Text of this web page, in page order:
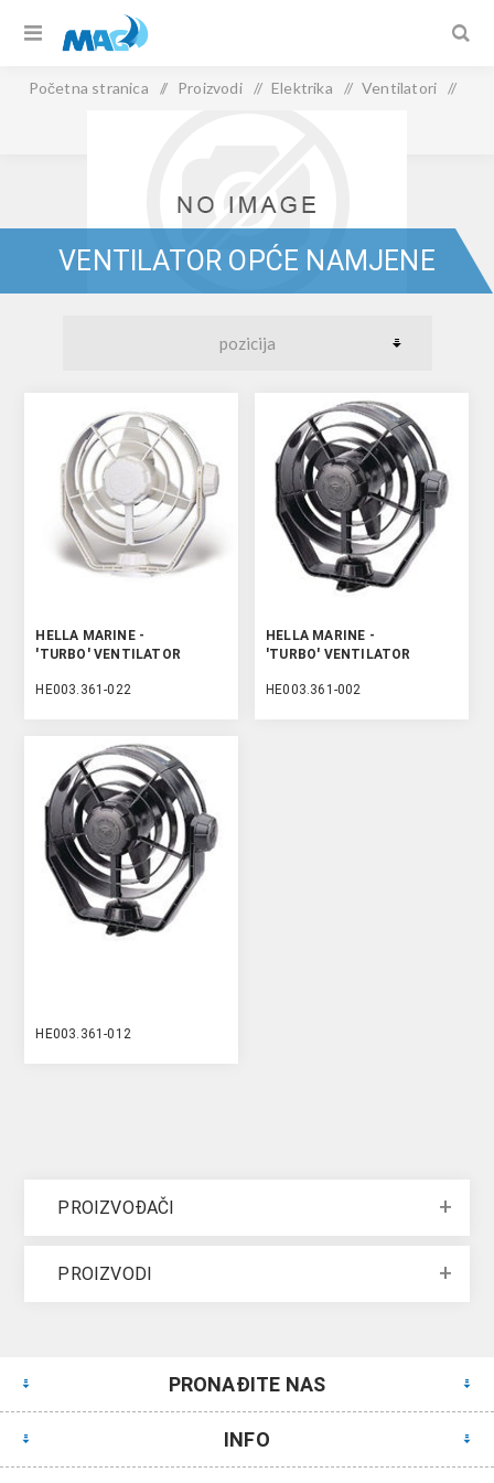
Početna stranica / Proizvodi / Elektrika / Ventilatori /
VENTILATOR OPĆE NAMJENE
HELLA MARINE -
'TURBO' VENTILATOR
HE003.361-022
HELLA MARINE -
'TURBO' VENTILATOR
HE003.361-002
HE003.361-012
PROIZVOĐAČI
PROIZVODI
PRONAĐITE NAS
INFO